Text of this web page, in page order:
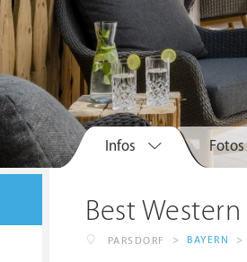
Infos Fotos
Best
PARSDORF > BAYERN >